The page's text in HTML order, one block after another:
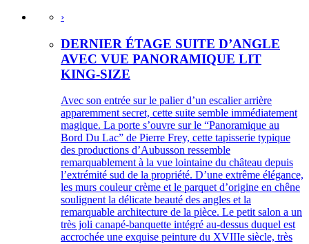
›
DERNIER ÉTAGE SUITE D’ANGLE
AVEC VUE PANORAMIQUE LIT
KING-SIZE
Avec son entrée sur le palier d’un escalier arrière
apparemment secret, cette suite semble immédiatement
magique. La porte s’ouvre sur le “Panoramique au
Bord Du Lac” de Pierre Frey, cette tapisserie typique
des productions d’Aubusson ressemble
remarquablement à la vue lointaine du château depuis
l’extrémité sud de la propriété. D’une extrême élégance,
les murs couleur crème et le parquet d’origine en chêne
soulignent la délicate beauté des angles et la
remarquable architecture de la pièce. Le petit salon a un
très joli canapé-banquette intégré au-dessus duquel est
accrochée une exquise peinture du XVIIIe siècle, très